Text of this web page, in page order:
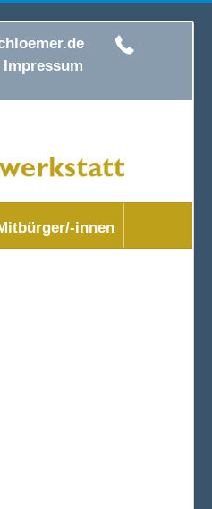
Impressum
innen